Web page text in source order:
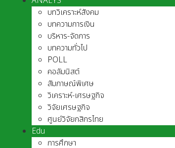
บทวิเคราะห์สังคม
บทความการเงิน
บริหาร-จัดการ
บทความทั่วไป
POLL
คอลัมนิสต์
สัมภาษณ์พิเศษ
วิเคราะห์-เศรษฐกิจ
วิจัยเศรษฐกิจ
ศูนย์วิจัยกสิกรไทย
Edu
การศึกษา